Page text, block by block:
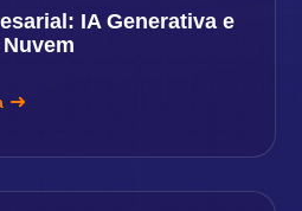
IA Generativa e